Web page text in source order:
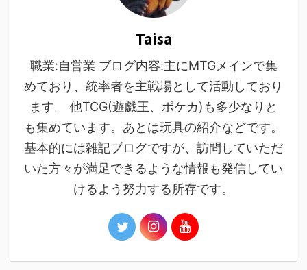
Taisa
職業:自営業 ブログ内容:主にMTGメインで集
めており、統率者を主戦場として活動しており
ます。 他TCG(遊戯王、ポケカ)も多少なりと
も集めています。あとは玩具の紹介などです。
基本的には雑記ブログですが、訪問していただ
いた方々が満足できるような情報も発信してい
けるよう努力する所存です。